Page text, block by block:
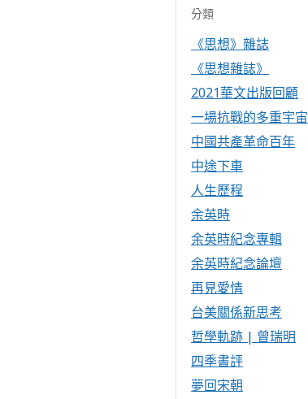
分類
《思想》雜誌
《思想雜誌》
2021華文出版回顧
一場抗戰的多重宇宙
中國共產革命百年
中途下車
人生歷程
余英時
余英時紀念專輯
余英時紀念論壇
再見愛情
台美關係新思考
哲學軌跡 | 曾瑞明
四季書評
夢回宋朝